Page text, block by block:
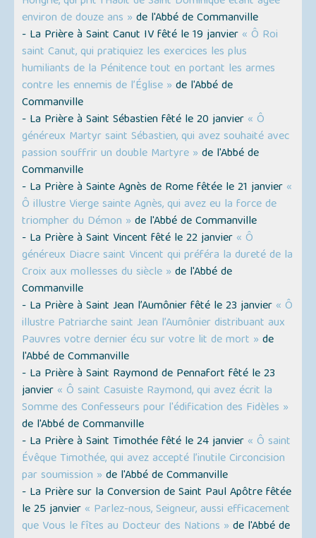
environ de douze ans » de l'Abbé de Commanville
- La Prière à Saint Canut IV fêté le 19 janvier « Ô Roi
saint Canut, qui pratiquiez les exercices les plus
humiliants de la Pénitence tout en portant les armes
contre les ennemis de l’Église » de l'Abbé de
Commanville
- La Prière à Saint Sébastien fêté le 20 janvier « Ô
généreux Martyr saint Sébastien, qui avez souhaité avec
passion souffrir un double Martyre » de l'Abbé de
Commanville
- La Prière à Sainte Agnès de Rome fêtée le 21 janvier «
Ô illustre Vierge sainte Agnès, qui avez eu la force de
triompher du Démon » de l'Abbé de Commanville
- La Prière à Saint Vincent fêté le 22 janvier « Ô
généreux Diacre saint Vincent qui préféra la dureté de la
Croix aux mollesses du siècle » de l'Abbé de
Commanville
- La Prière à Saint Jean l’Aumônier fêté le 23 janvier « Ô
illustre Patriarche saint Jean l’Aumônier distribuant aux
Pauvres votre dernier écu sur votre lit de mort » de
l'Abbé de Commanville
- La Prière à Saint Raymond de Pennafort fêté le 23
janvier « Ô saint Casuiste Raymond, qui avez écrit la
Somme des Confesseurs pour l'édification des Fidèles »
de l'Abbé de Commanville
- La Prière à Saint Timothée fêté le 24 janvier « Ô saint
Évêque Timothée, qui avez accepté l’inutile Circoncision
par soumission » de l'Abbé de Commanville
- La Prière sur la Conversion de Saint Paul Apôtre fêtée
le 25 janvier « Parlez-nous, Seigneur, aussi efficacement
que Vous le fîtes au Docteur des Nations » de l'Abbé de